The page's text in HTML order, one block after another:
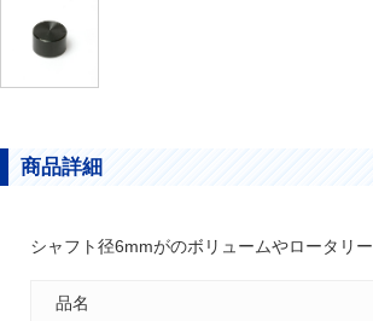
商品詳細
シャフト径6mmがのボリュームやロータリ
品名